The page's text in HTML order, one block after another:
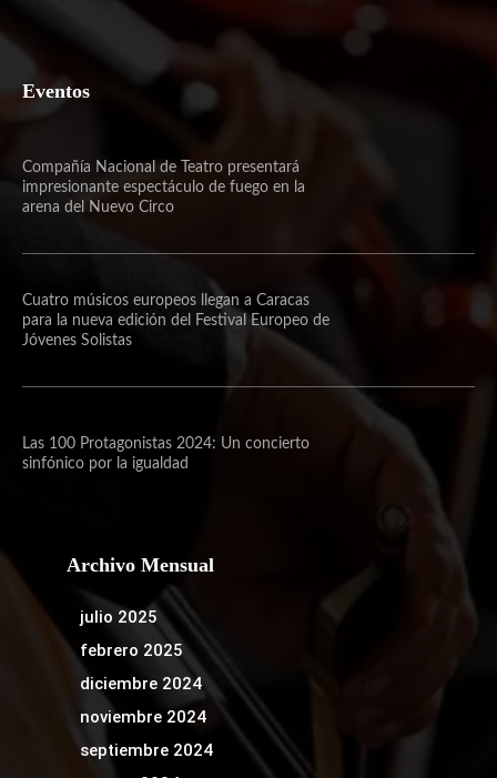
Eventos
Compañía Nacional de Teatro presentará
impresionante espectáculo de fuego en la
arena del Nuevo Circo
Cuatro músicos europeos llegan a Caracas
para la nueva edición del Festival Europeo de
Jóvenes Solistas
Las 100 Protagonistas 2024: Un concierto
sinfónico por la igualdad
Archivo Mensual
julio 2025
febrero 2025
diciembre 2024
noviembre 2024
septiembre 2024